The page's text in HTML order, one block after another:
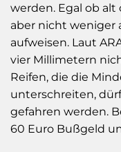
werden. Egal ob alt
aber nicht weniger
aufweisen. Laut
vier Millimetern
Reifen, die die
unterschreiten,
gefahren werden.
60 Euro Bußgeld